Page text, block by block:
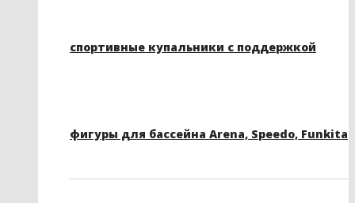
спортивные купальники с поддержкой
фигуры для бассейна Arena, Speedo, Funkita